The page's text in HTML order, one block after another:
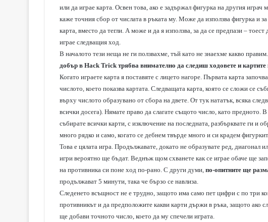
или да играе карта. Освен това, ако е задържал фигурка на другия
каже точния сбор от числата в ръката му. Може да използва фигурка и
карта, вместо да тегли. А може и да я използва, за да се предпази –
играе следващия ход.
В началото тези неща не ги ползвахме, тъй като не знаехме какво
добър в Hack Trick трябва внимателно да следиш ходовете и картите
Когато играете карта я поставяте с лицето нагоре. Първата карта
числото, което показва картата. Следващата карта, която се сложи се
върху числото образувано от сбора на двете. От тук нататък, всяка
всички досега). Нямате право да слагате същото число, като предното.
събирате всички карти, с изключение на последната, разбърквате ги и
много рядко и само, когато се дебнем твърде много и си крадем
Това е цялата игра. Продължавате, докато не образувате ред, диагонал
игри вероятно ще бъдат. Веднъж щом схванете как се играе обаче ще
на противника си поне ход по-рано. С други думи, по-опитните ще
продължават 5 минути, така че бързо се навлиза.
Следенето всъщност не е трудно, защото има само пет цифри с по три
противникът и да предположите какви карти държи в ръка, защото ако
ще добави точното число, което да му спечели играта.